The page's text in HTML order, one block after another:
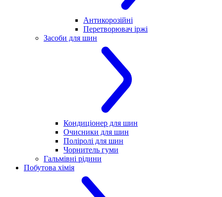
Антикорозійні
Перетворювач іржі
Засоби для шин
Кондиціонер для шин
Очисники для шин
Поліролі для шин
Чорнитель гуми
Гальмівні рідини
Побутова хімія